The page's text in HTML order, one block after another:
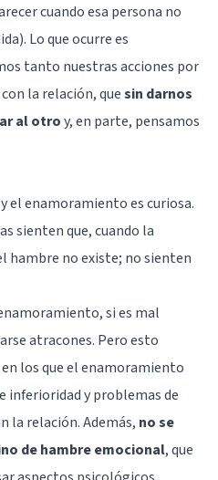
cuando esa persona no
Lo que ocurre es
tanto nuestras acciones por
la relación, quesin darnos
al otroy, en parte, pensamos
el enamoramiento es curiosa.
sienten que, cuando la
hambre no existe; no sienten
si es mal
atracones. Pero esto
los que el enamoramiento
inferioridad y problemas de
la relación. Además, no se
de hambre emocional, que